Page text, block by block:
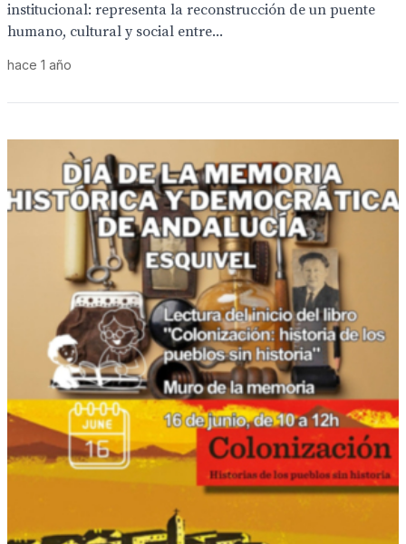
institucional: representa la reconstrucción de un puente
humano, cultural y social entre...
hace 1 año